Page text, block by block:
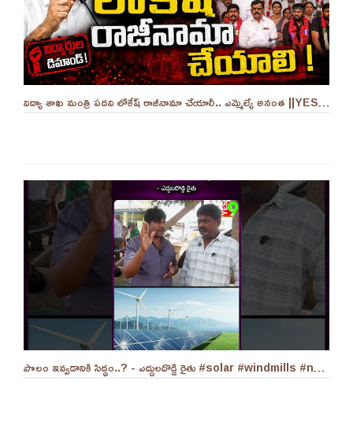
విద్యా శాఖ మంత్రి పదవి లోకేష్ రాజీనామా చేయాలీ.. ఎమ్మెల్యే అనంత ||YES 9TV
పొలం ఇవ్వడానికి సిద్ధం..? - ఎద్దులదొడ్డి రైతు #solar #windmills #naralokesh #solarenergy